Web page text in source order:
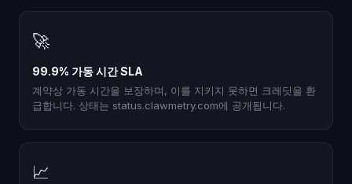
🚀
99.9% 가동 시간 SLA
계약상 가동 시간을 보장하며, 이를 지키지 못하면 크레딧을 환
급합니다. 상태는 status.clawmetry.com에 공개됩니다.
📈